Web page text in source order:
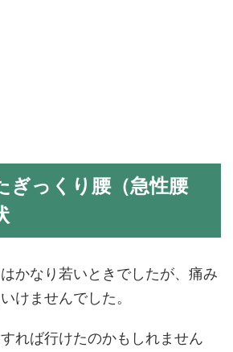
ぎっくり腰（急性腰
かなり若いときでしたが、痛み
けませんでした。
れば行けたのかもしれません